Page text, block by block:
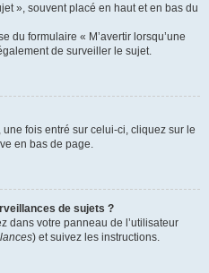
», souvent placé en haut et en bas du
du formulaire « M’avertir lorsqu’une
de surveiller le sujet.
fois entré sur celui-ci, cliquez sur le
en bas de page.
de sujets ?
dans votre panneau de l’utilisateur
) et suivez les instructions.